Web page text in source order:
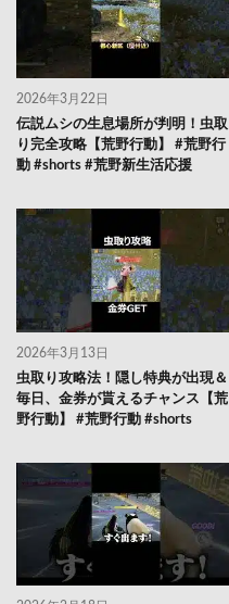
2026年3月22日
伝説ムシの生息場所が判明！虫取
り完全攻略【荒野行動】 #荒野行
動 #shorts #荒野新生活応援
2026年3月13日
虫取り攻略法！隠し特典が出現＆
毎日、金券が貰えるチャンス【荒
野行動】 #荒野行動 #shorts